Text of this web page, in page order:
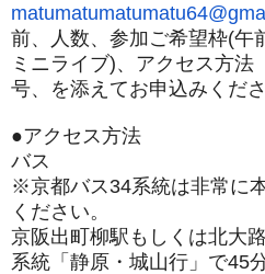
前、人数、参加ご希望枠(午
ミニライブ)、アクセス方法
号、を添えてお申込みくださ
●アクセス方法
バス
※京都バス34系統は非常に
ください。
京阪出町柳駅もしくは北大
系統「静原・ 城山行」で45